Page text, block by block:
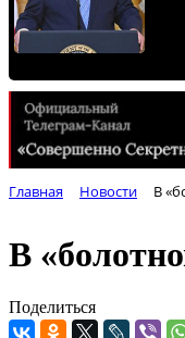
Главная Новости В
В
Поделиться